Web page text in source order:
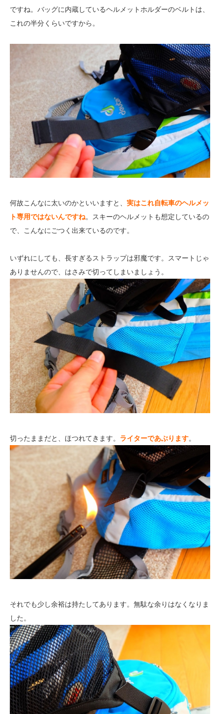
ですね。バッグに内蔵しているヘルメットホルダーのベルトは、
これの半分くらいですから。
何故こんなに太いのかといいますと、 実はこれ自転車のヘルメッ
ト専用ではないんですね。スキーのヘルメットも想定しているの
で、こんなにごつく出来ているのです。
いずれにしても、長すぎるストラップは邪魔です。スマートじゃ
ありませんので、はさみで切ってしまいましょう。
切ったままだと、ほつれてきます。 ライターであぶります。
それでも少し余裕は持たしてあります。無駄な余りはなくなりま
した。